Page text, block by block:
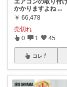
かかりますよね ...
￥ 66,478
売切れ
0 1 45
コレ